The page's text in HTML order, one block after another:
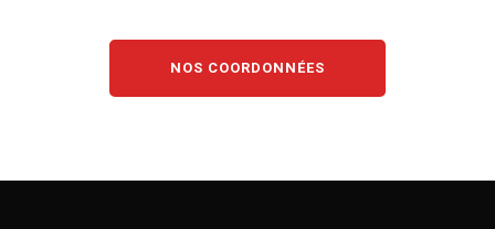
NOS COORDONNÉES